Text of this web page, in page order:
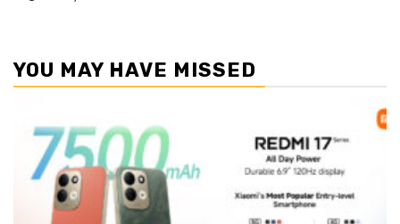
YOU MAY HAVE MISSED